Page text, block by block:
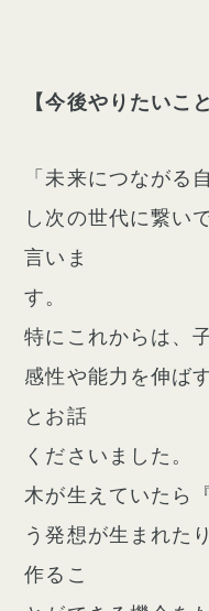
【今後やりたいこ
「未来につながる
し次の世代に繋い
言いま
す。
特にこれからは、
感性や能力を伸ば
とお話
くださいました。
木が生えていたら
う発想が生まれた
作るこ